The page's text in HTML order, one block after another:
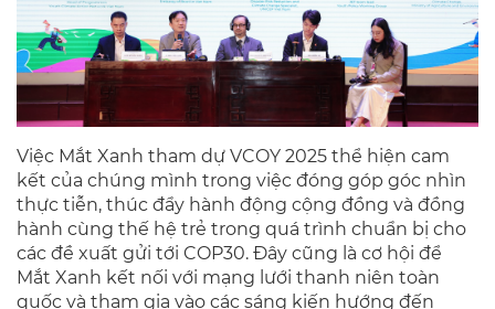
Việc Mắt Xanh tham dự VCOY 2025 thể hiện cam
kết của chúng mình trong việc đóng góp góc nhìn
thực tiễn, thúc đẩy hành động cộng đồng và đồng
hành cùng thế hệ trẻ trong quá trình chuẩn bị cho
các đề xuất gửi tới COP30. Đây cũng là cơ hội để
Mắt Xanh kết nối với mạng lưới thanh niên toàn
quốc và tham gia vào các sáng kiến hướng đến